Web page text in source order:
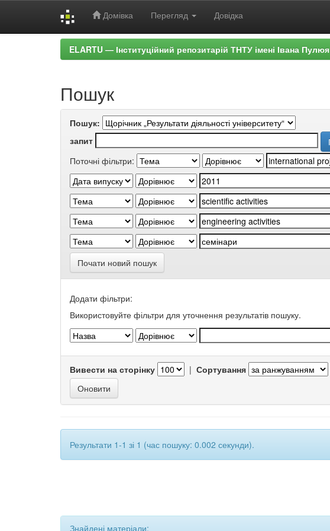
Домівка Перегляд Довідка
ELARTU — Інституційний репозитарій ТНТУ імені Івана Пулюя
Пошук
Пошук:
запит
Поточні фільтри:
Почати новий пошук
Додати фільтри:
Використовуйте фільтри для уточнення результатів пошуку.
Вивести на сторінку | Сортування
Результати 1-1 зі 1 (час пошуку: 0.002 секунди).
Знайдені матеріали: